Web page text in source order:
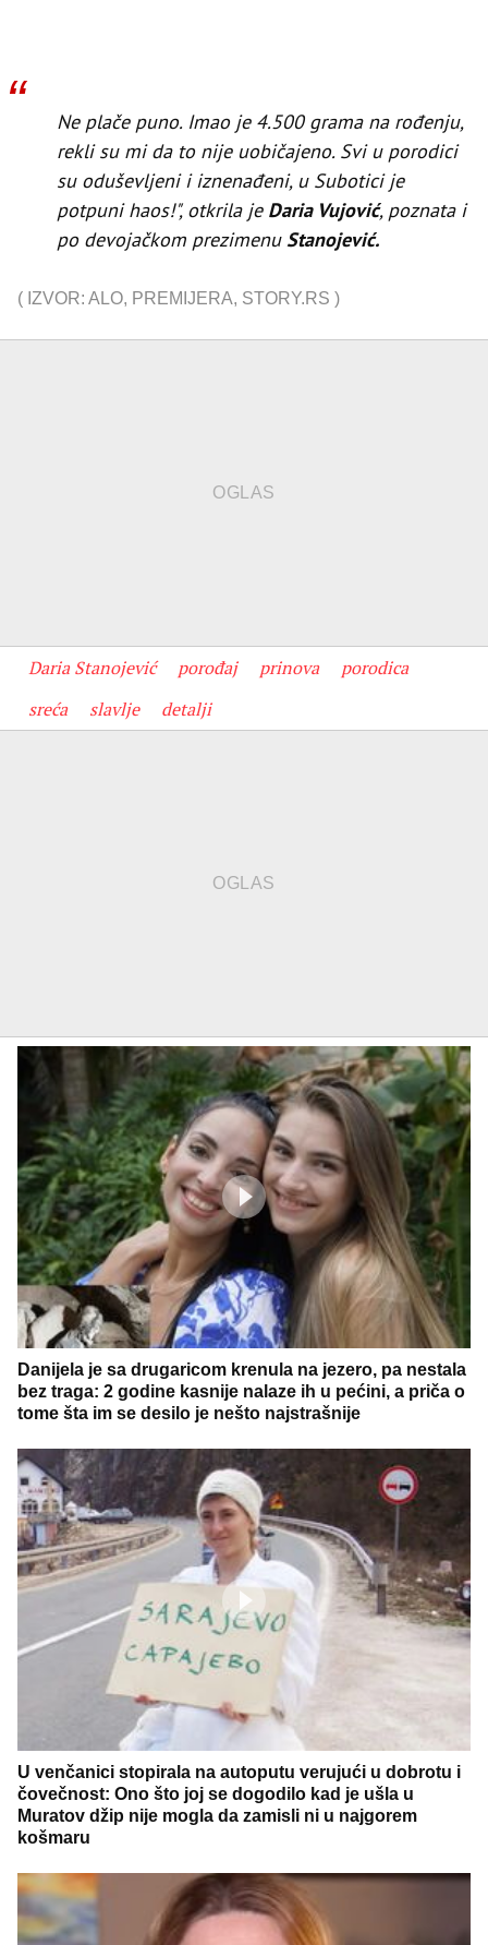
Ne plače puno. Imao je 4.500 grama na rođenju,
rekli su mi da to nije uobičajeno. Svi u porodici
su oduševljeni i iznenađeni, u Subotici je
potpuni haos!", otkrila je Daria Vujović, poznata i
po devojačkom prezimenuStanojević.
( IZVOR: ALO, PREMIJERA, STORY.RS )
Daria Stanojević porođaj prinova
porodica
sreća
slavlje detalji
Danijela je sa drugaricom krenula na jezero, pa nestala
bez traga: 2 godine kasnije nalaze ih u pećini, a priča o
tome šta im se desilo je nešto najstrašnije
U venčanici stopirala na autoputu verujući u dobrotu i
čovečnost: Ono što joj se dogodilo kad je ušla u
Muratov džip nije mogla da zamisli ni u najgorem
košmaru